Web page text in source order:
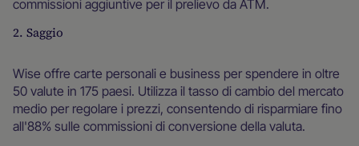
commissioni aggiuntive per il prelievo da ATM.
2. Saggio
Wise offre carte personali e business per spendere in oltre
50 valute in 175 paesi. Utilizza il tasso di cambio del mercato
medio per regolare i prezzi, consentendo di risparmiare fino
all'88% sulle commissioni di conversione della valuta.